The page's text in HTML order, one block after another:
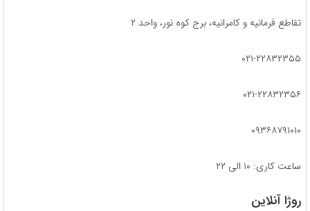
تقاطع فرمانیه و کامرانیه، برج کوه نور، واحد ۲
۰۲۱-۲۲۸۳۲۳۵۵
۰۲۱-۲۲۸۳۲۳۵۶
۰۹۳۶۸۷۹۱۰۱۰
ساعت کاری: ۱۰ الی ۲۲
روژا آنلاین